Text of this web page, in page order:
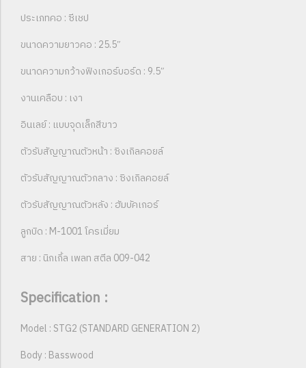
ประเภทคอ : ซีเชป
ขนาดความยาวคอ : 25.5″
ขนาดความกว้างฟิงเกอร์บอร์ด : 9.5″
งานเคลือบ : เงา
อินเลย์ : แบบจุดเล็กสีขาว
ตัวรับสัญญาณตัวหน้า : ซิงเกิลคอยล์
ตัวรับสัญญาณตัวกลาง : ซิงเกิลคอยล์
ตัวรับสัญญาณตัวหลัง : ฮัมบัคเกอร์
ลูกบิด : M-1001 โครเมี่ยม
สาย : นิกเกิ้ล เพลท สตีล 009-042
Specification :
Model : STG2 (STANDARD GENERATION 2)
Body : Basswood